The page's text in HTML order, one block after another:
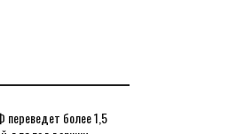
более 1,5